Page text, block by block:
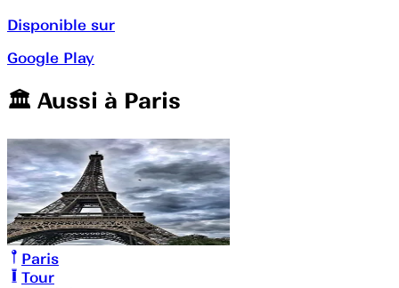
Disponible sur
Google Play
🏛️️ Aussi à Paris
Paris
Tour